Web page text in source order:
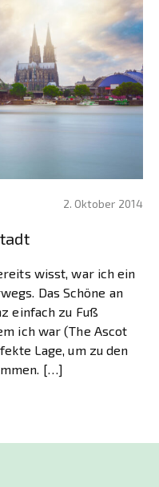
2. Oktober 2014
wisst, war ich ein
Das Schöne an
einfach zu Fuß
ich war (The Ascot
Lage, um zu den
[…]